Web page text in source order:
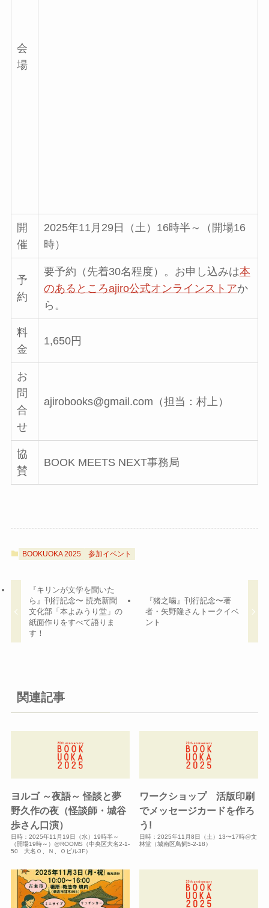
会
場
開
催
2025年11月29日（土）16時半～（開場16
時）
予
約
要予約（先着30名程度）。お申し込みは本
のあるところajiro公式オンラインストアか
ら。
料
金
1,650円
お
問
合
せ
ajirobooks@gmail.com（担当：村上）
協
賛
BOOK MEETS NEXT事務局
BOOKUOKA 2025 参加イベント
『キリンが文学を聞いた
ら』刊行記念〜 読売新聞
文化部「本よみうり堂」の
紙面作りをすべて語りま
す！
『猪之噛』刊行記念〜著
者・矢野隆さんトークイベ
ント
関連記事
ヨルゴ ～夜語～ 怪談と夢
野久作の夜（怪談師・城谷
歩さん口演）
日時：2025年11月19日（水）19時半～
（開場19時～）@ROOMS（中央区大名2-1-
50 大名Ｏ、Ｎ、Ｏビル3F）
ワークショップ 活版印刷
でメッセージカードを作ろ
う!
日時：2025年11月8日（土）13〜17時@文
林堂（城南区鳥飼5-2-18）